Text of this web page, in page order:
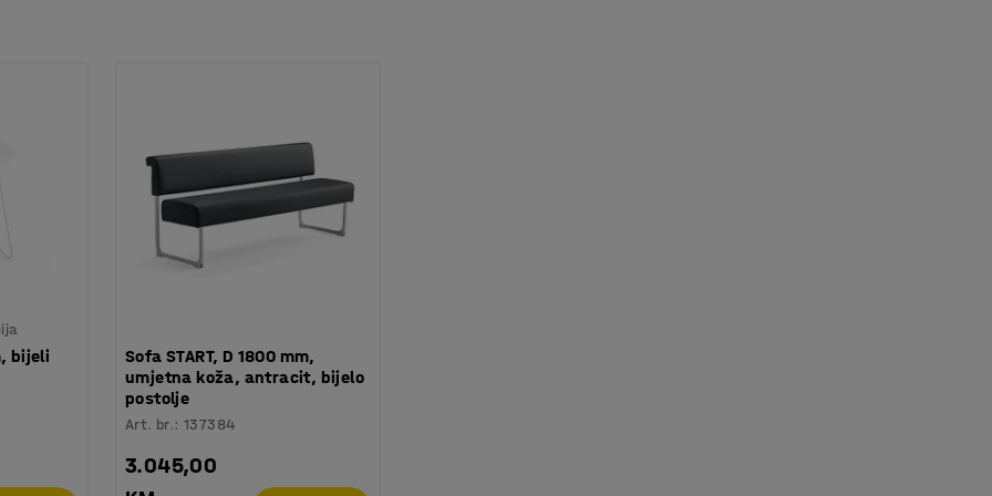
umjetnom kožom.
bijeli
Sofa START, D 1800 mm,
umjetna koža, antracit, bijelo
postolje
Art. br.:137384
3.045,00